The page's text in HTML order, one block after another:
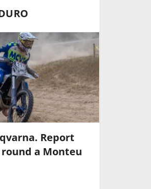
Report
a Monteu